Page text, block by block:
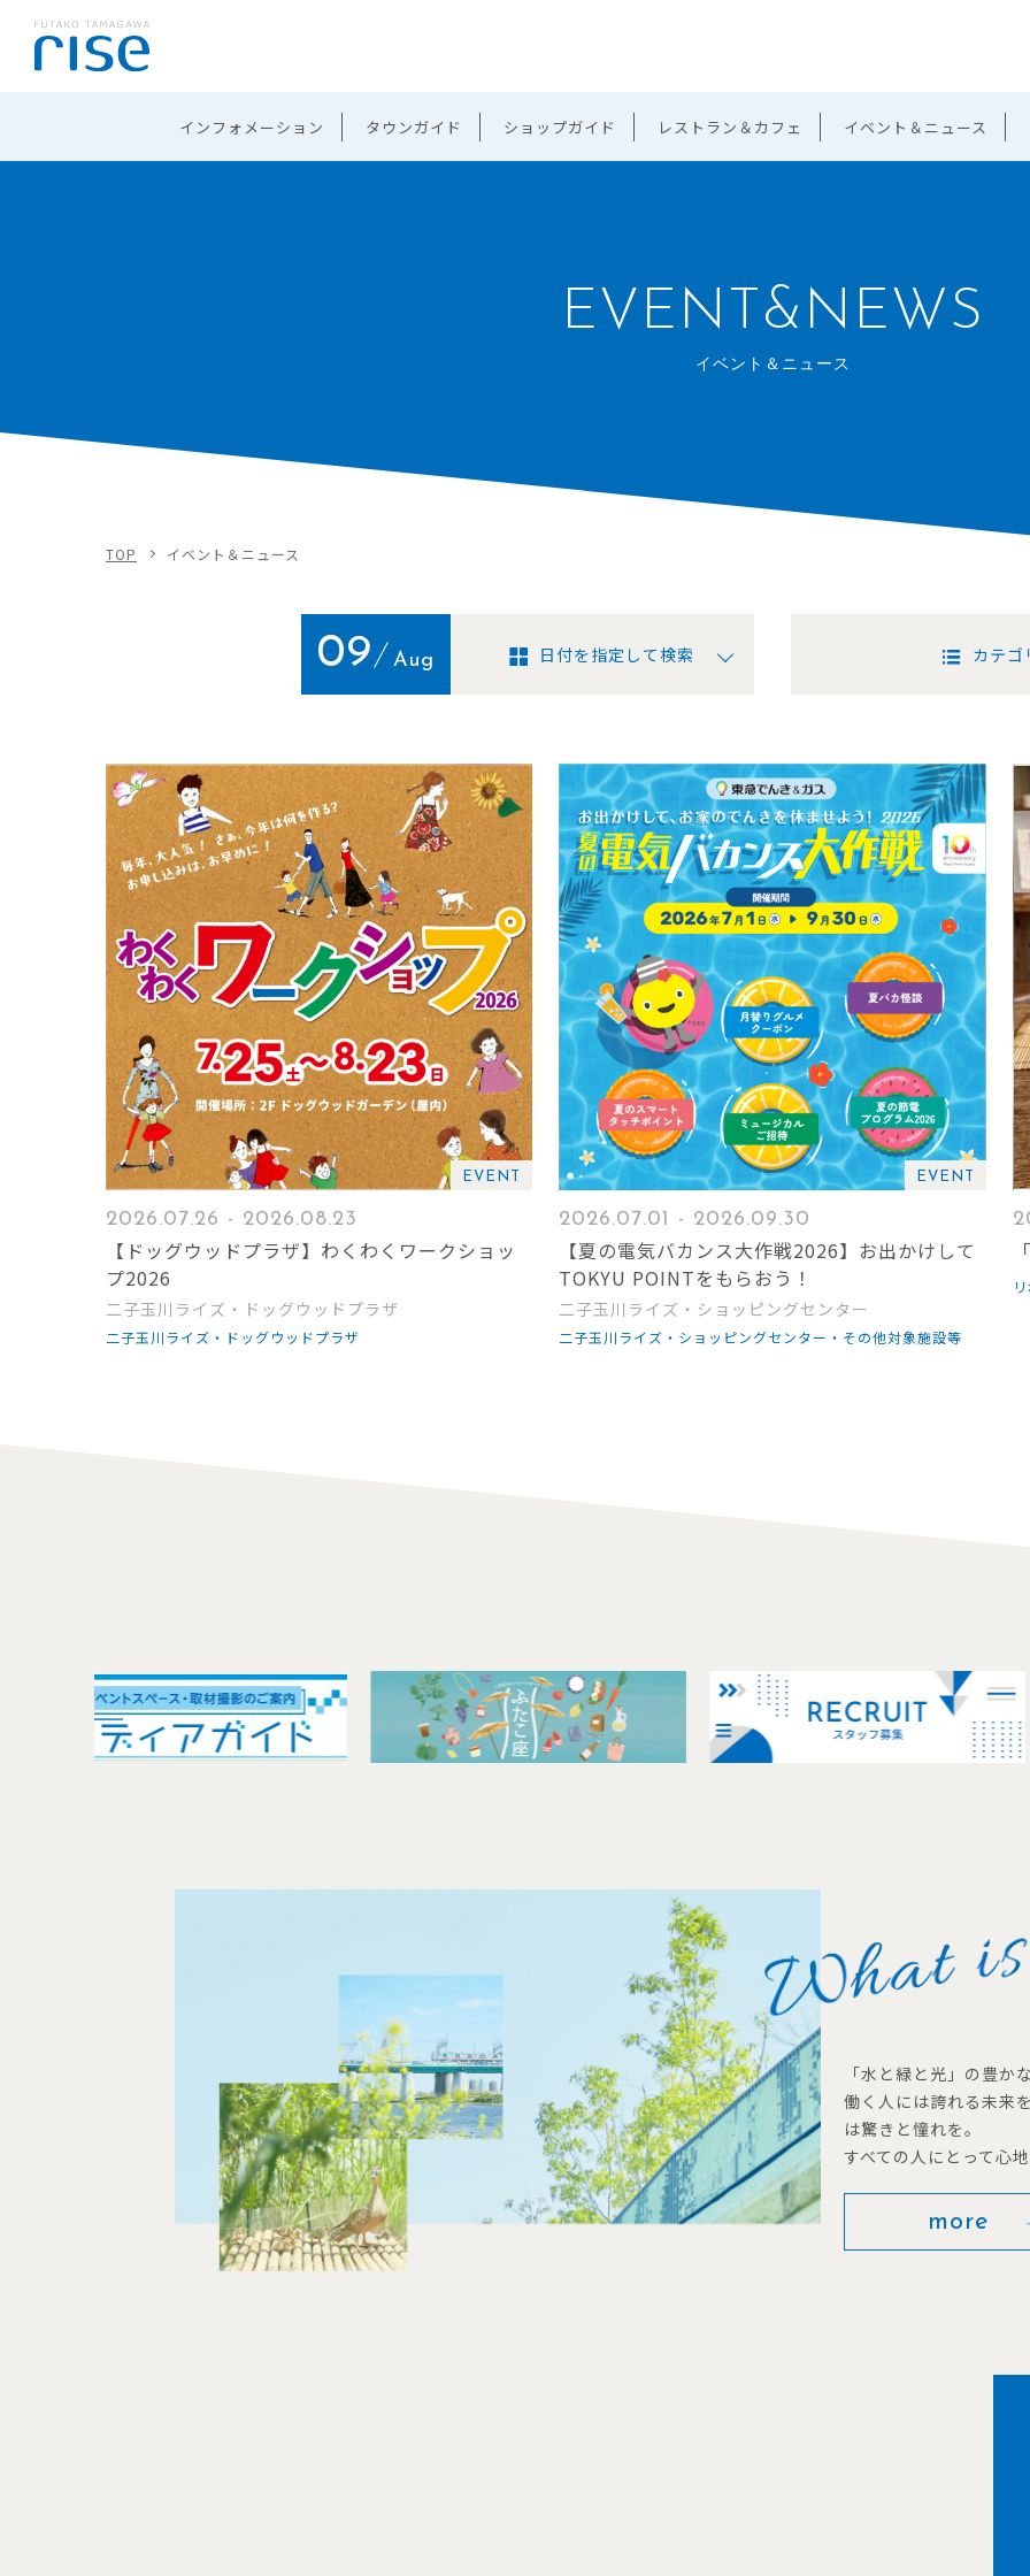
インフォメーション タウンガイド ショップガイド レストラン＆カフェ イベント＆ニュース
EVENT&NEWS
イベント＆ニュース
TOP イベント＆ニュース
09 Aug 日付を指定して検索 カテゴ
EVENT
2026.07.26 - 2026.08.23
【ドッグウッドプラザ】わくわくワークショッ
プ2026
二子玉川ライズ・ドッグウッドプラザ
二子玉川ライズ・ドッグウッドプラザ
EVENT
2026.07.01 - 2026.09.30
【夏の電気バカンス大作戦2026】お出かけして
TOKYU POINTをもらおう！
二子玉川ライズ・ショッピングセンター
二子玉川ライズ・ショッピングセンター・その他対象施設等
「水と緑と光」の豊
働く人には誇れる未来
は驚きと憧れを。
すべての人にとって心
more